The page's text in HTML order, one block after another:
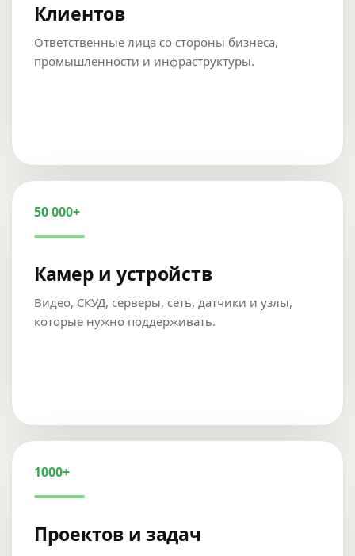
Клиентов
Ответственные лица со стороны бизнеса,
промышленности и инфраструктуры.
50 000+
Камер и устройств
Видео, СКУД, серверы, сеть, датчики и узлы,
которые нужно поддерживать.
1000+
Проектов и задач